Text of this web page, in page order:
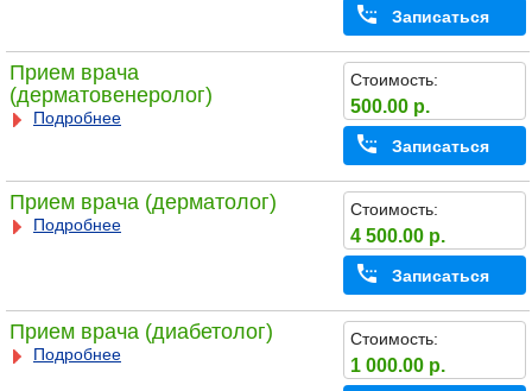
Записаться
Прием врача
(дерматовенеролог)
Подробнее
Стоимость:
500.00 р.
Записаться
Прием врача (дерматолог)
Подробнее
Стоимость:
4 500.00 р.
Записаться
Прием врача (диабетолог)
Подробнее
Стоимость:
1 000.00 р.